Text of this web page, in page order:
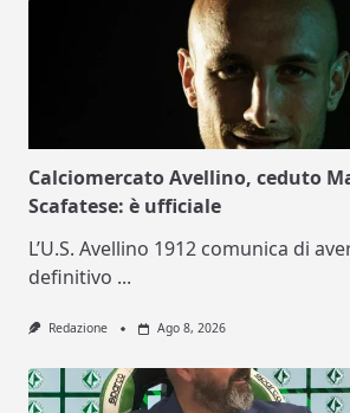
Calciomercato Avellino, ceduto
Scafatese: è ufficiale
L’U.S. Avellino 1912 comunica di
definitivo ...
Redazione Ago 8, 2026